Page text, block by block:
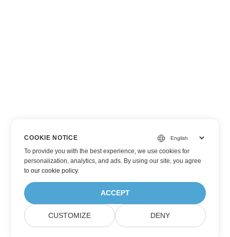
COOKIE NOTICE
To provide you with the best experience, we use cookies for
personalization, analytics, and ads. By using our site, you agree
toour cookie policy.
ACCEPT
CUSTOMIZE DENY